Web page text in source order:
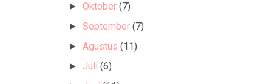
►Oktober (7)
►September (7)
►Agustus (11)
► Juli (6)